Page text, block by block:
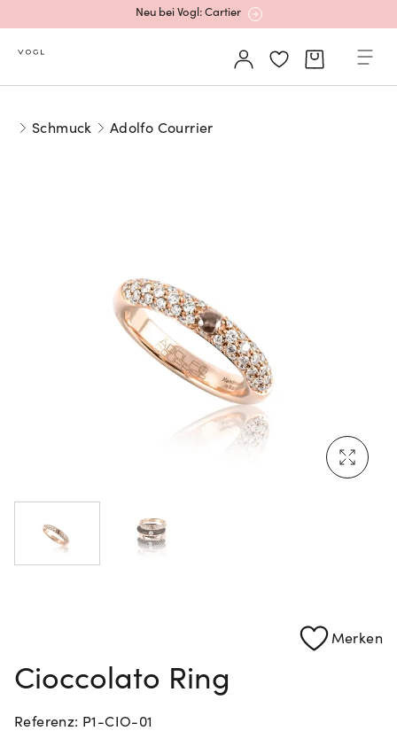
Neu bei Vogl: Cartier
Neu bei Vogl: Cartier
Mehr erfahren: Ikonische Uhren von Cartier
Rolex Certified Pre-Owned entdecken
Schmuck Adolfo Courrier
Merken
Cioccolato Ring
Referenz: P1-CIO-01